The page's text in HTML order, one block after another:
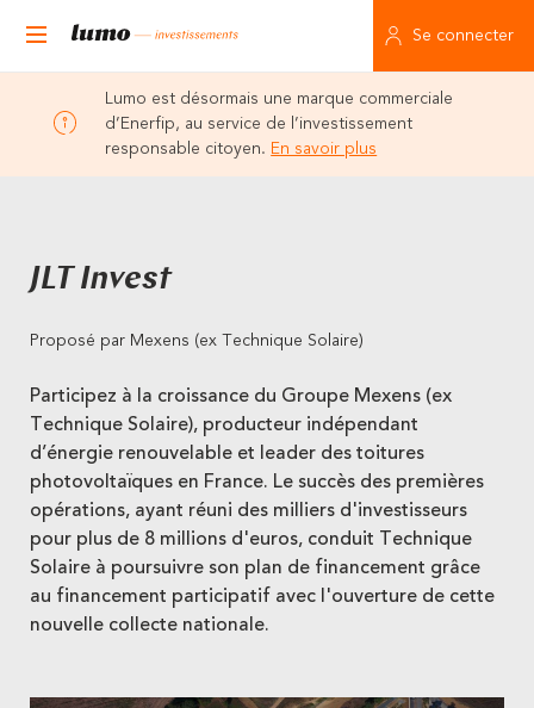
Se connecter
Lumo est désormais une marque commerciale
d’Enerfip, au service de l’investissement
responsable citoyen. En savoir plus
JLT Invest
Proposé par Mexens (ex Technique Solaire)
Participez à la croissance du Groupe Mexens (ex
Technique Solaire), producteur indépendant
d’énergie renouvelable et leader des toitures
photovoltaïques en France. Le succès des premières
opérations, ayant réuni des milliers d'investisseurs
pour plus de 8 millions d'euros, conduit Technique
Solaire à poursuivre son plan de financement grâce
au financement participatif avec l'ouverture de cette
nouvelle collecte nationale.